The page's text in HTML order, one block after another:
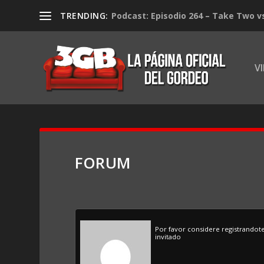
TRENDING: Podcast: Episodio 264 – Take Two
FORUM
Por favor considere registrandote
invitado